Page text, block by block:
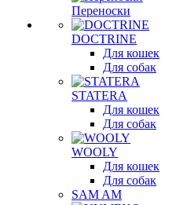
Переноски
DOCTRINE
Для кошек
Для собак
STATERA
Для кошек
Для собак
WOOLY
Для кошек
Для собак
SAM AM